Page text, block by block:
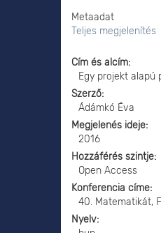
Metaadat
Teljes megjelenítés
Cím és alcím
Egy projekt alapú
Szerző
Ádámkó Éva
Megjelenés ideje
2016
Hozzáférés szintje
Open Access
Konferencia címe
40. Matematikát,
Nyelv